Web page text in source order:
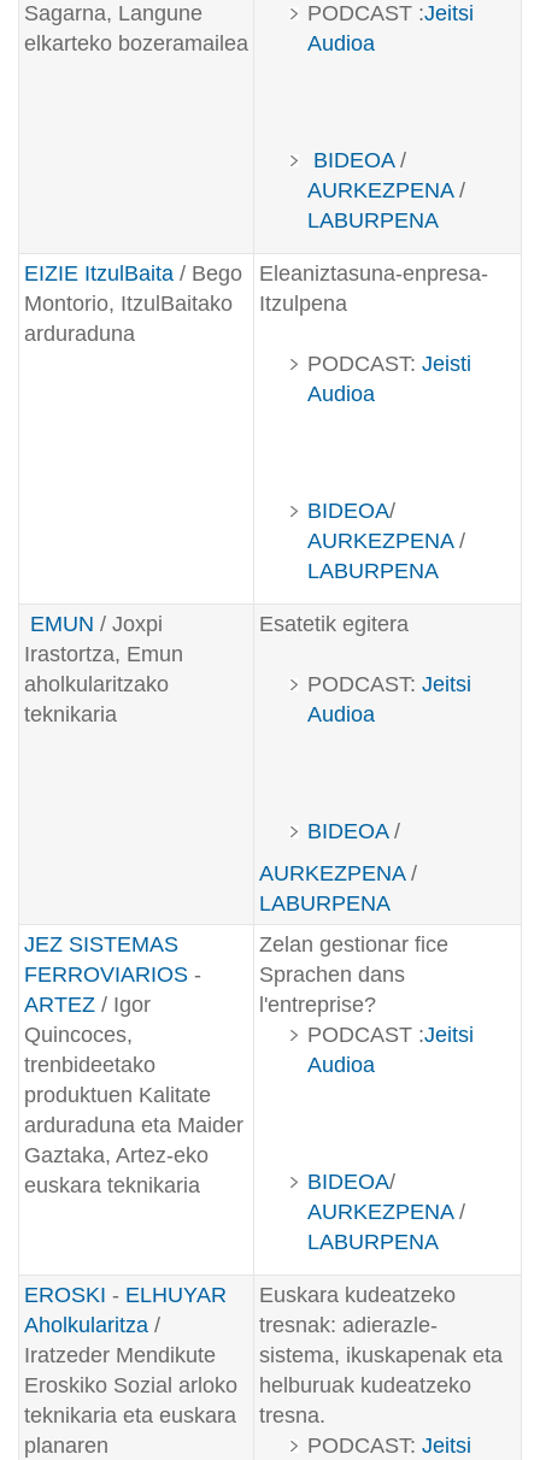
Sagarna, Langune
elkarteko bozeramailea
PODCAST :Jeitsi
Audioa
BIDEOA /
AURKEZPENA /
LABURPENA
EIZIE ItzulBaita / Bego
Montorio, ItzulBaitako
arduraduna
Eleaniztasuna-enpresa-
Itzulpena
PODCAST: Jeisti
Audioa
BIDEOA/
AURKEZPENA /
LABURPENA
EMUN / Joxpi
Irastortza, Emun
aholkularitzako
teknikaria
Esatetik egitera
PODCAST: Jeitsi
Audioa
BIDEOA /
AURKEZPENA/
LABURPENA
JEZ SISTEMAS
FERROVIARIOS -
ARTEZ / Igor
Quincoces,
trenbideetako
produktuen Kalitate
arduraduna eta Maider
Gaztaka, Artez-eko
euskara teknikaria
Zelan gestionar fice
Sprachen dans
l'entreprise?
PODCAST :Jeitsi
Audioa
BIDEOA/
AURKEZPENA /
LABURPENA
EROSKI - ELHUYAR
Aholkularitza /
Iratzeder Mendikute
Eroskiko Sozial arloko
teknikaria eta euskara
planaren
Euskara kudeatzeko
tresnak: adierazle-
sistema, ikuskapenak eta
helburuak kudeatzeko
tresna.
PODCAST: Jeitsi